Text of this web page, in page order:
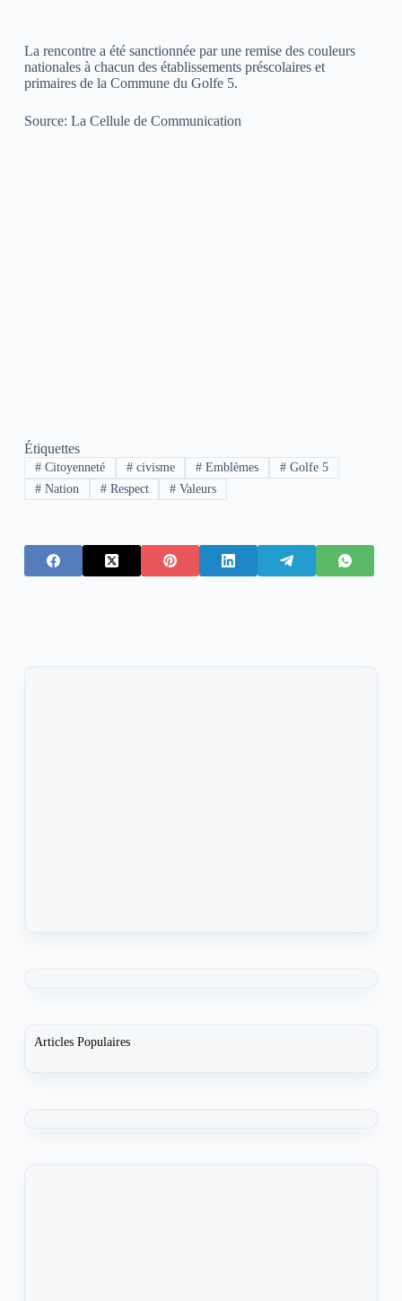
La rencontre a été sanctionnée par une remise des couleurs
nationales à chacun des établissements préscolaires et
primaires de la Commune du Golfe 5.
Source: La Cellule de Communication
Étiquettes
#Citoyenneté #civisme # Emblèmes # Golfe 5
#Nation #Respect # Valeurs
Articles Populaires